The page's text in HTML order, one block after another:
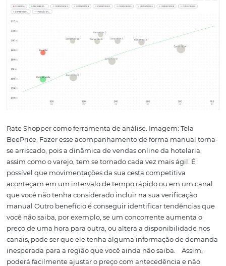
sinaliza cada vez que o preço de um quarto é alterado e
também quando a disponibilidade é aberta ou fechada
algum canal.
Ter esse monitoramento é essencial para a
definição e manutenção da sua estratégia de preços, e
o seu hotel não esteja sendo vendido com um valor
Errar na definição do valor da diária, pode ocasionar na
venda, caso o diferencial do seu hotel for o preço; ou até
problemas na percepção de qualidade, caso esteja com
valor menor que um hotel na mesma região, mas que